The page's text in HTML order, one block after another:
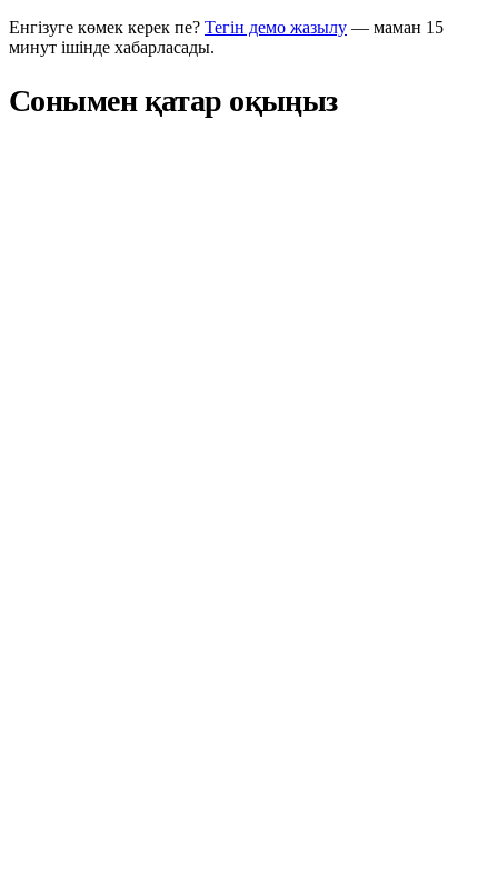
Енгізуге көмек керек пе? Тегін демо жазылу — маман 15
минут ішінде хабарласады.
Сонымен қатар оқыңыз